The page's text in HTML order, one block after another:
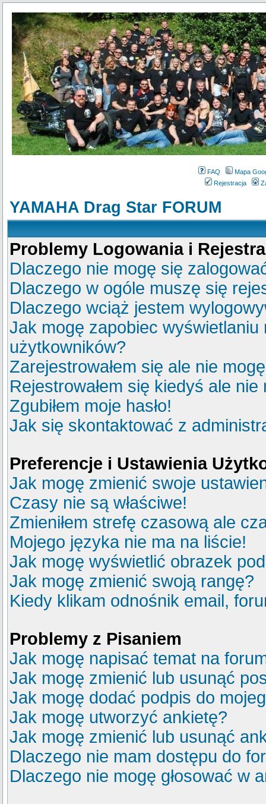
FAQ
Mapa
Rejestracja
YAMAHA Drag Star FORUM
Problemy Logowania i
Dlaczego nie mogę się
Dlaczego w ogóle muszę się
Dlaczego wciąż jestem
Jak mogę zapobiec
użytkowników?
Zarejestrowałem się ale nie
Rejestrowałem się kiedyś ale
Zgubiłem moje hasło!
Jak się skontaktować z
Preferencje i Ustawienia
Jak mogę zmienić swoje
Czasy nie są właściwe!
Zmieniłem strefę czasową ale
Mojego języka nie ma na liście!
Jak mogę wyświetlić obrazek
Jak mogę zmienić swoją rangę?
Kiedy klikam odnośnik email,
Problemy z Pisaniem
Jak mogę napisać temat na
Jak mogę zmienić lub usunąć
Jak mogę dodać podpis do
Jak mogę utworzyć ankietę?
Jak mogę zmienić lub usunąć
Dlaczego nie mam dostępu do
Dlaczego nie mogę głosować w